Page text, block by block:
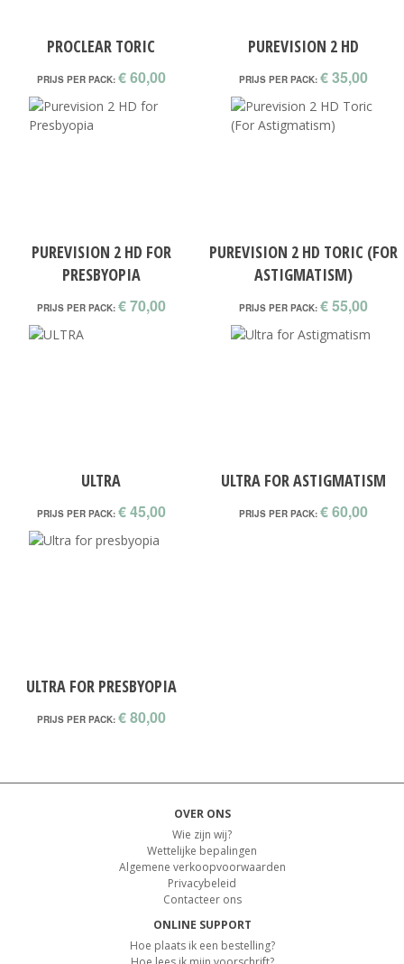
PROCLEAR TORIC
PRIJS PER PACK: € 60,00
PUREVISION 2 HD
PRIJS PER PACK: € 35,00
PUREVISION 2 HD FOR
PRESBYOPIA
PRIJS PER PACK: € 70,00
PUREVISION 2 HD TORIC (FOR
ASTIGMATISM)
PRIJS PER PACK: € 55,00
ULTRA
PRIJS PER PACK: € 45,00
ULTRA FOR ASTIGMATISM
PRIJS PER PACK: € 60,00
ULTRA FOR PRESBYOPIA
PRIJS PER PACK: € 80,00
OVER ONS
Wie zijn wij?
Wettelijke bepalingen
Algemene verkoopvoorwaarden
Privacybeleid
Contacteer ons
ONLINE SUPPORT
Hoe plaats ik een bestelling?